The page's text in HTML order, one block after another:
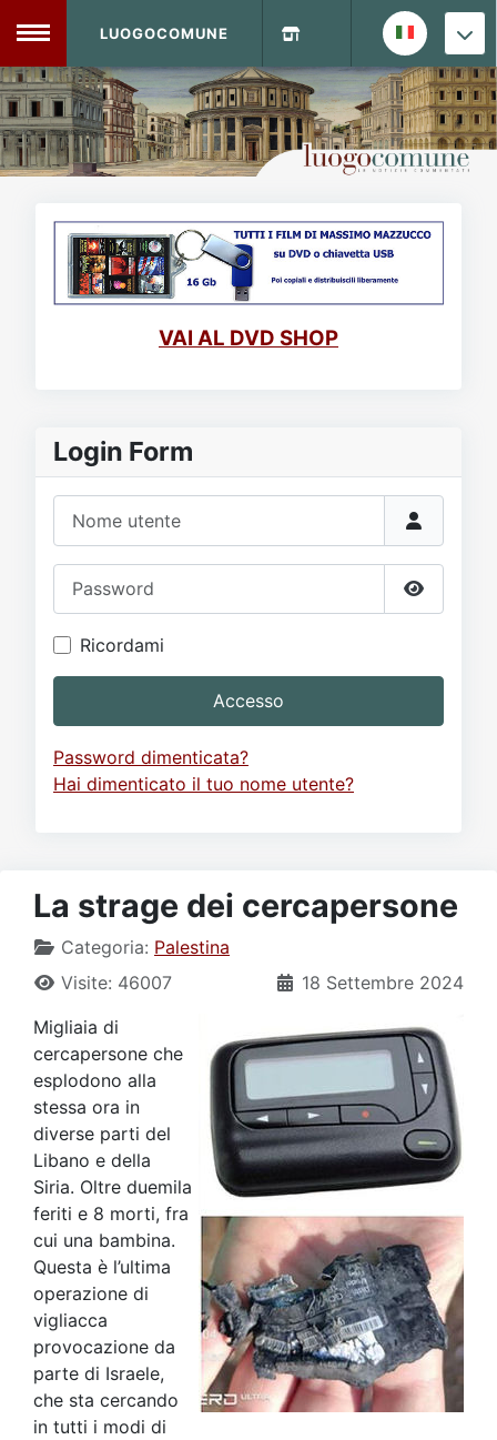
MENU
Home
DVD Shop
Sito
Forum
LUOGOCOMUNE
VAI AL DVD SHOP
Login Form
Mostra
Ricordami
Accesso
Password dimenticata?
Hai dimenticato il tuo nome utente?
La strage dei cercapersone
Categoria: Palestina
18 Settembre 2024
Visite: 46007
Migliaia di
cercapersone che
esplodono alla
stessa ora in
diverse parti del
Libano e della
Siria. Oltre duemila
feriti e 8 morti, fra
cui una bambina.
Questa è l’ultima
operazione di
vigliacca
provocazione da
parte di Israele,
che sta cercando
in tutti i modi di